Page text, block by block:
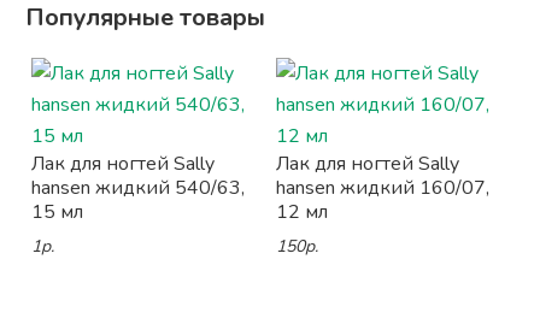
Популярные товары
Лак для ногтей Sally
hansen жидкий 540/63,
15 мл
1р.
Лак для ногтей Sally
hansen жидкий 160/07,
12 мл
150р.